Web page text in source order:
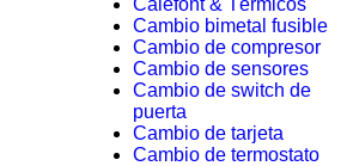
Calefont & Térmicos
Cambio bimetal fusible
Cambio de compresor
Cambio de sensores
Cambio de switch de
puerta
Cambio de tarjeta
Cambio de termostato